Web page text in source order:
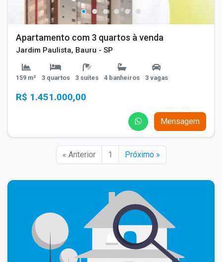
Apartamento com 3 quartos à venda
Jardim Paulista, Bauru - SP
159 m² 3 quartos 3 suítes 4 banheiros 3 vagas
R$ 1.451.000,00
Mensagem
« Anterior 1 Próximo »